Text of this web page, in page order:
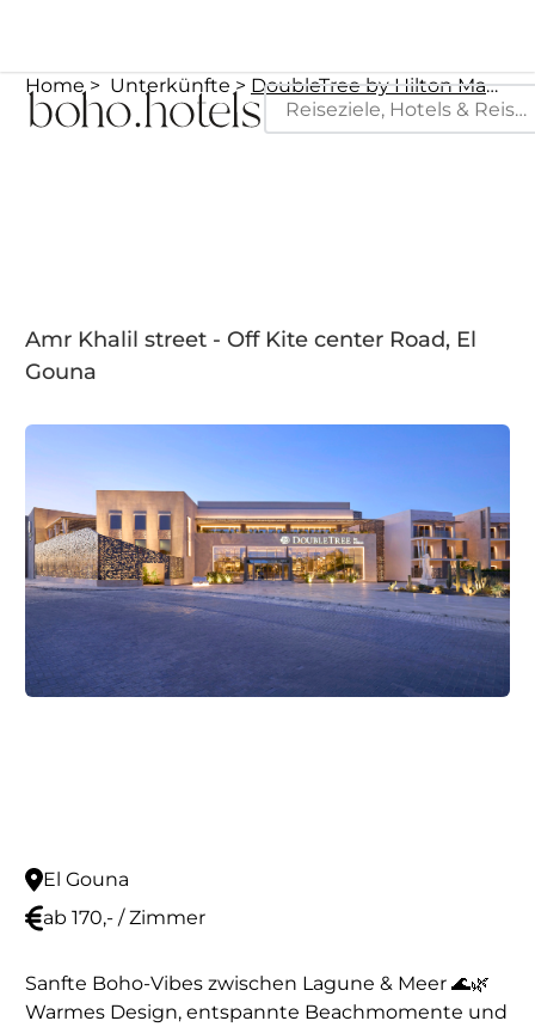
Home Unterkünfte DoubleTree by Hilton Mangroovy El Gouna Resort
Amr Khalil street - Off Kite center Road, El
Gouna
El Gouna
ab 170,- / Zimmer
Sanfte Boho-Vibes zwischen Lagune & Meer 🌊🌿
Warmes Design, entspannte Beachmomente und